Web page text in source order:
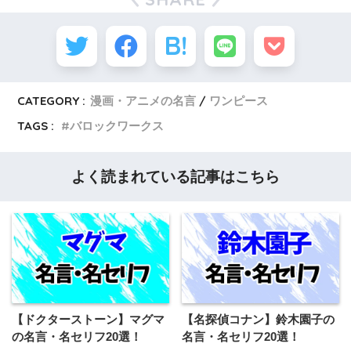
CATEGORY : 漫画・アニメの名言
ワンピース
TAGS :
バロックワークス
よく読まれている記事はこちら
【ドクターストーン】マグマ
の名言・名セリフ20選！
【名探偵コナン】鈴木園子の
名言・名セリフ20選！